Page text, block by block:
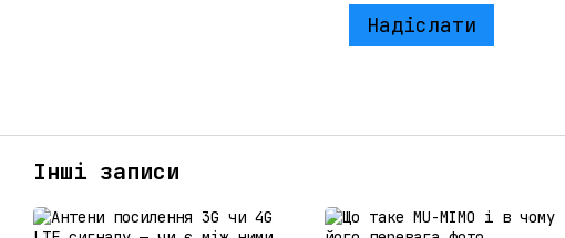
Надіслати
Інші записи